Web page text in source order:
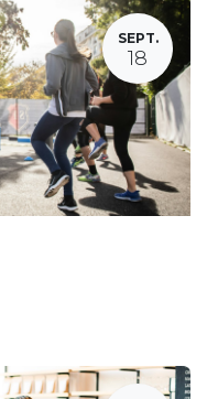
SEPT.
18